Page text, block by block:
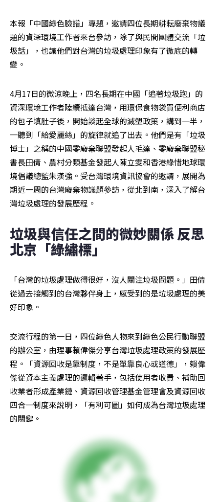
本報「中國綠色臉譜」專題，邀請四位長期耕耘廢棄物議
題的資深環境工作者來台參訪，除了與民間團體交流「垃
圾話」，也讓他們對台灣的垃圾處理印象有了徹底的轉
變。
4月17日的微涼晚上，四名長期在中國「追著垃圾跑」的
資深環境工作者陸續抵達台灣，用環保食物袋買便利商店
的包子填肚子後，開始談起全球的減塑政策，講到一半，
一聽到「給愛麗絲」的旋律就追了出去。他們是有「垃圾
博士」之稱的中國零廢棄聯盟發起人毛達、零廢棄聯盟秘
書長田倩、農村分類基金發起人陳立雯和香港綠惜地球環
境倡議總監朱漢強。受台灣環境資訊協會的邀請，展開為
期近一周的台灣廢棄物議題參訪，從北到南，深入了解台
灣垃圾處理的發展歷程。
垃圾與信任之間的微妙關係 反思
北京「綠繡標」
「台灣的垃圾處理做得很好，沒人關注垃圾問題。」田倩
從過去接觸到的台灣夥伴身上，感受到的是垃圾處理的美
好印象。
交流行程的第一日，四位綠色人物來到綠色公民行動聯盟
的辦公室，由理事賴偉傑分享台灣垃圾處理政策的發展歷
程。「資源回收是靠制度，不是單靠良心或道德」，賴偉
傑從資本主義處理的邏輯著手，包括使用者收費、補助回
收業者形成產業鏈、資源回收管理基金管理會及資源回收
四合一制度來說明，「有利可圖」如何成為台灣垃圾處理
的關鍵。